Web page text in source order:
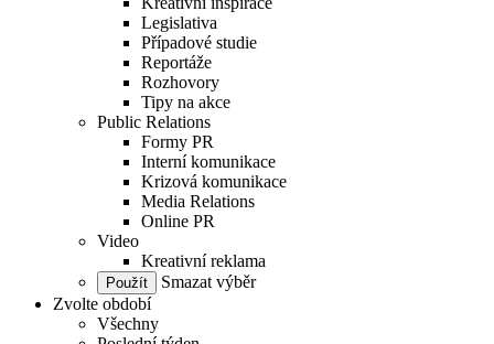
Legislativa
Případové studie
Reportáže
Rozhovory
Tipy na akce
Public Relations
Formy PR
Interní komunikace
Krizová komunikace
Media Relations
Online PR
Video
Kreativní reklama
Smazat výběr
Zvolte období
Všechny